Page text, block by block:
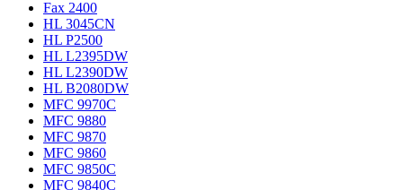
Fax 2400
HL 3045CN
HL P2500
HL L2395DW
HL L2390DW
HL B2080DW
MFC 9970C
MFC 9880
MFC 9870
MFC 9860
MFC 9850C
MFC 9840C